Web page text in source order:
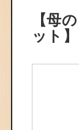
【母
ット】